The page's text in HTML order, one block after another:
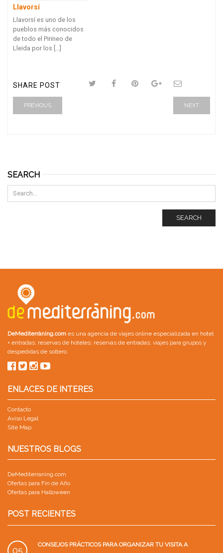
Llavorsí
Llavorsí es uno de los
pueblos más conocidos
de todo el Pirineo de
Lleida por los […]
SHARE POST
PREVIOUS NEXT
SEARCH
SEARCH
DeMediterràning.com es una agencia de viajes online especializada en hotel
+ entradas; reservas de hoteles; reservas de entradas; viajes para grupos y
despedidas de soltero
ENLACES DE INTERES
Contacto
Aviso Legal
Site Map
NUESTROS BLOGS
DeMediterraning.com
Ofertas para Fin de Año
Ofertas para Halloween
POST RECIENTES
05
CONSEJOS PRÁCTICOS PARA ORGANIZAR TU VISITA A